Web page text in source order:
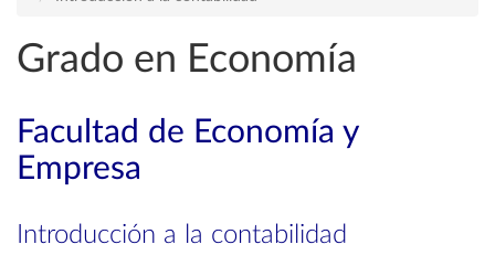
Grado en Economía
Facultad de Economía y
Empresa
Introducción a la contabilidad